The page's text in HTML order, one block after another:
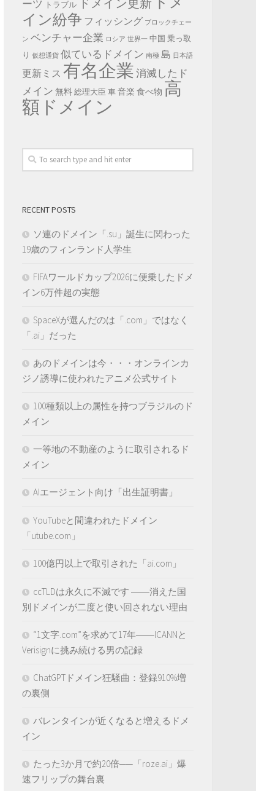
ーツ トラブル
イン紛争 フィッシング ブロックチェー
ン ベンチャー企業 ロシア 世界一 中国 乗っ取
り 仮想通貨 似ているドメイン 南極 島 日本語
更新ミス 有名企業消滅したド
メイン 無料 総理大臣 車 音楽 食べ物 高
額ドメイン
RECENT POSTS
ソ連のドメイン「.su」誕生に関わった
19歳のフィンランド人学生
FIFAワールドカップ2026に便乗したドメ
イン6万件超の実態
SpaceXが選んだのは「.com」ではなく
「.ai」だった
あのドメインは今・・・オンラインカ
ジノ誘導に使われたアニメ公式サイト
100種類以上の属性を持つブラジルのド
メイン
一等地の不動産のように取引されるド
メイン
AIエージェント向け「出生証明書」
YouTubeと間違われたドメイン
「utube.com」
100億円以上で取引された「ai.com」
ccTLDは永久に不滅です ――消えた国
別ドメインが二度と使い回されない理由
“1文字.com”を求めて17年――ICANNと
Verisignに挑み続ける男の記録
ChatGPTドメイン狂騒曲：登録910%増
の裏側
バレンタインが近くなると増えるドメ
イン
たった3か月で約20倍──「roze.ai」爆
速フリップの舞台裏